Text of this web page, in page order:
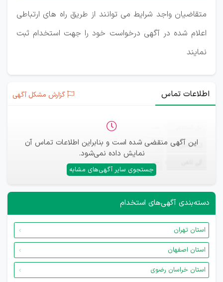
متقاضیان واجد شرایط می توانند از طریق راه های ارتباطی
اعلام شده در آگهی درخواست خود را جهت استخدام ثبت
نمایند
اطلاعات تماس گزارش مشکل آگهی
این آگهی منقضی شده است و بنابراین اطلاعات تماس آن
نمایش داده نمی‌شود.
جستجوی سایر آگهی‌های مشابه
ایمیل —
—
دسته‌بندی آگهی‌های استخدام
استان تهران
استان اصفهان
استان خراسان رضوی